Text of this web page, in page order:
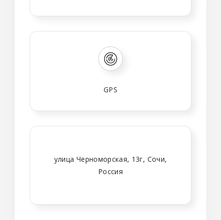
GPS
улица Черноморская, 13г, Сочи,
Россия